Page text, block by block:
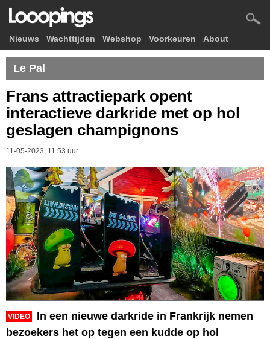
Nieuws Wachttijden Webshop Voorkeuren About
Le Pal
Frans attractiepark opent
interactieve darkride met op hol
geslagen champignons
11-05-2023, 11.53 uur
VIDEO
In een nieuwe darkride in Frankrijk nemen
bezoekers het op tegen een kudde op hol